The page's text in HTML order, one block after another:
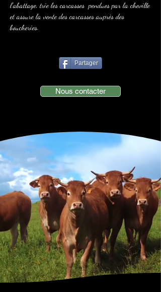
l’abattage, trie les carcasses pendues par la cheville
et assure la vente des carcasses auprès des
boucheries.
Partager
Nous contacter